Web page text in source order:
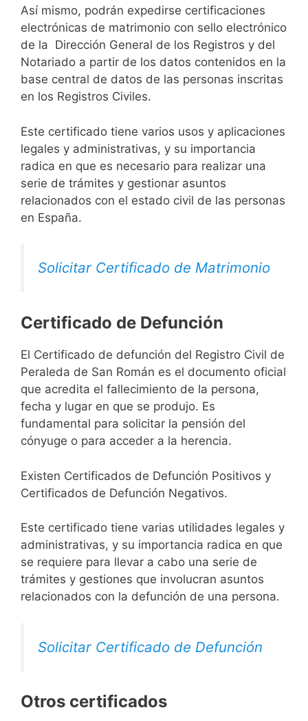
Así mismo, podrán expedirse certificaciones
electrónicas de matrimonio con sello electrónico
de la Dirección General de los Registros y del
Notariado a partir de los datos contenidos en la
base central de datos de las personas inscritas
en los Registros Civiles.
Este certificado tiene varios usos y aplicaciones
legales y administrativas, y su importancia
radica en que es necesario para realizar una
serie de trámites y gestionar asuntos
relacionados con el estado civil de las personas
en España.
Solicitar Certificado de Matrimonio
Certificado de Defunción
El Certificado de defunción del Registro Civil de
Peraleda de San Román es el documento oficial
que acredita el fallecimiento de la persona,
fecha y lugar en que se produjo. Es
fundamental para solicitar la pensión del
cónyuge o para acceder a la herencia.
Existen Certificados de Defunción Positivos y
Certificados de Defunción Negativos.
Este certificado tiene varias utilidades legales y
administrativas, y su importancia radica en que
se requiere para llevar a cabo una serie de
trámites y gestiones que involucran asuntos
relacionados con la defunción de una persona.
Solicitar Certificado de Defunción
Otros certificados